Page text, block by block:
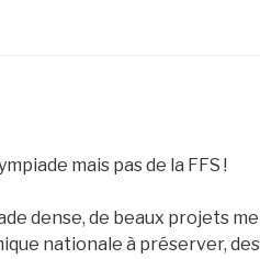
mais pas de la FFS !
dense, de beaux projets
nationale à préserver,